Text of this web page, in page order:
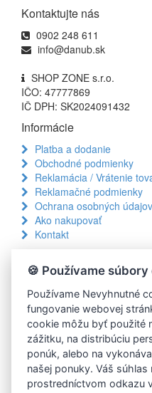
Kontaktujte nás
0902 248 611
info@danub.sk
SHOP ZONE s.r.o.
IČO: 47777869
IČ DPH: SK2024091432
Informácie
Platba a dodanie
Obchodné podmienky
Reklamácia / Vrátenie
Reklamačné podmienky
Ochrana osobných
Ako nakupovať
Kontakt
100% prozákaznícky
Rýchla expedícia
Platba až pri preberaní
Doprava kuriérom od
14 dní na vrátenie tovaru
Doprava ZADARMO od
Množstvo akciových
Zákaznícky servis
🍪 Používame
Používame Nevyhnutné
fungovanie webovej
cookie môžu byť použité
zážitku, na distribúciu
ponúk, alebo na
našej ponuky. Váš
prostredníctvom odkazu